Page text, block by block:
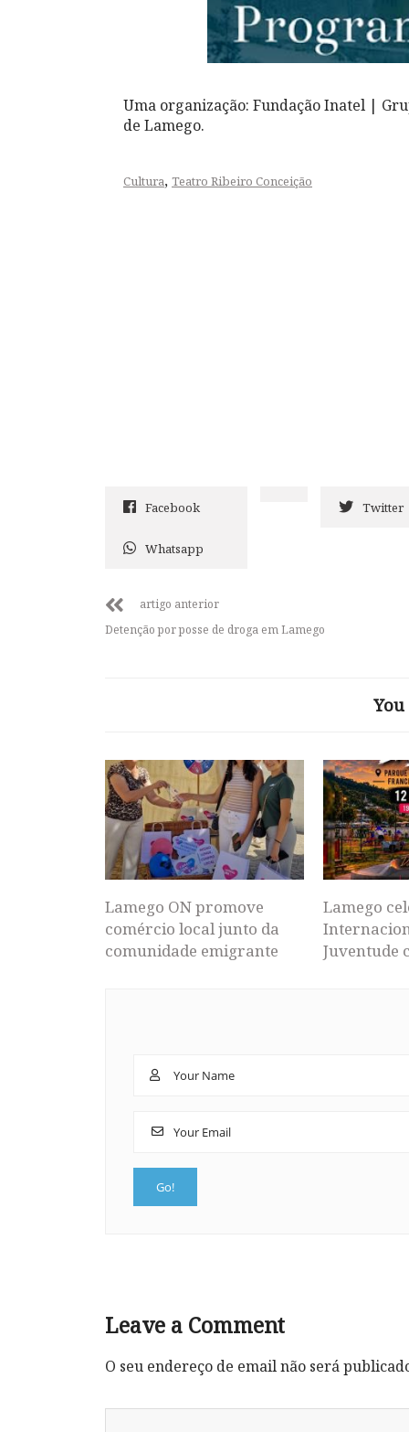
​Uma organização: Fundação Inatel |
de Lamego.
Cultura, Teatro Ribeiro Conceição
Facebook Twitter
Whatsapp
artigo anterior
Detenção por posse de droga em Lamego
Lamego ON promove
comércio local junto da
comunidade emigrante
Lamego
Juventude
Leave a Comment
O seu endereço de email não será